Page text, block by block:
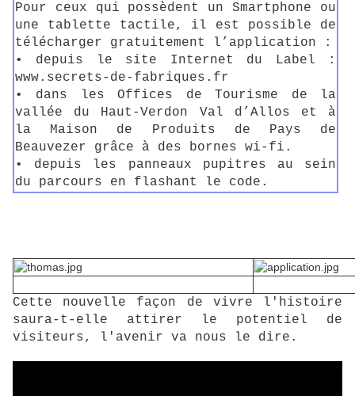
Pour ceux qui possèdent un Smartphone ou
une tablette tactile, il est possible de
télécharger gratuitement l’application :
• depuis le site Internet du Label :
www.secrets-de-fabriques.fr
• dans les Offices de Tourisme de la
vallée du Haut-Verdon Val d’Allos et à
la Maison de Produits de Pays de
Beauvezer grâce à des bornes wi-fi.
• depuis les panneaux pupitres au sein
du parcours en flashant le code.
Cette nouvelle façon de vivre l'histoire
saura-t-elle attirer le potentiel de
visiteurs, l'avenir va nous le dire.